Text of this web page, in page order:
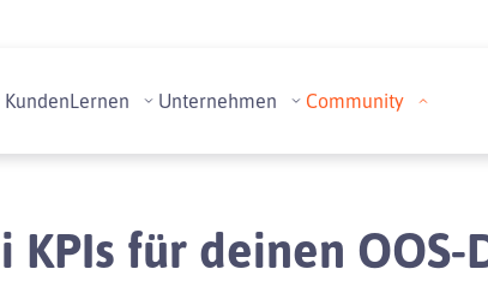
KundenLernen Unternehmen Community
KPIs für deinen